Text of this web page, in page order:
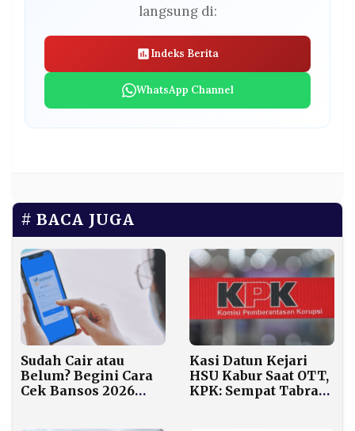
langsung di:
Indeks Berita
WhatsApp Channel
BACA JUGA
Sudah Cair atau
Belum? Begini Cara
Cek Bansos 2026
Kasi Datun Kejari
HSU Kabur Saat OTT,
KPK: Sempat Tabrak